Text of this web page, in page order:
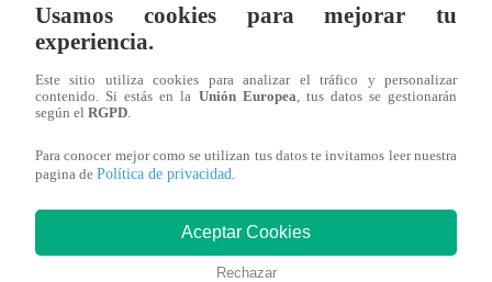
conseguido a sus propios fanáticos en redes sociales
participación en el exitoso programa. Hace unas horas,
participantes de la nueva temporada.
El crítico gastronómico fue consultado sobre su opinión
temporada de “El Gran Chef Famosos”. Y fue bastante
“eran los peores de las tres temporadas”.
Sin embargo, su perspectiva cambió para bien.
Usamos cookies para mejorar tu
experiencia.
Este sitio utiliza cookies para analizar el tráfico y personalizar
contenido. Si estás en la Unión Europea , tus datos se gestionarán
según el RGPD
Para conocer mejor como se utilizan tus datos te invitamos leer nuestra
pagina de Política de privacidad
Aceptar Cookies
Rechazar